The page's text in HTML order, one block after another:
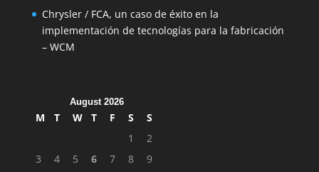
Chrysler / FCA, un caso de éxito en la
implementación de tecnologías para la fabricación
– WCM
August 2026
M T W T F S
S
1
2
3
4 5 6 7 8
9